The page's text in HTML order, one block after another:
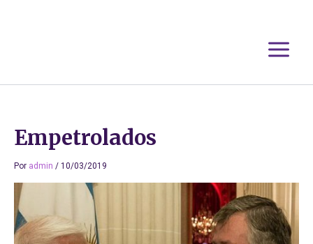
Empetrolados
Por admin / 10/03/2019